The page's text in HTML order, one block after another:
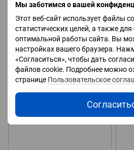
Мы заботимся о вашей
Этот веб-сайт использует файлы
статистических целей, а также
оптимальной работы сайта. Вы
настройках вашего браузера.
«Согласиться», чтобы дать
файлов cookie. Подробнее можно
странице Пользовательское
Аккумуляторная батарея
Uhome LiFePo4 LFP-5000
48V 100Ah
22 990 грн